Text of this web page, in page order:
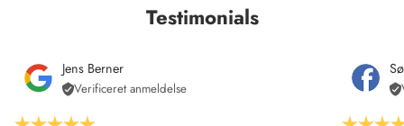
Testimonials
Jens Berner
Verificeret anmeldelse